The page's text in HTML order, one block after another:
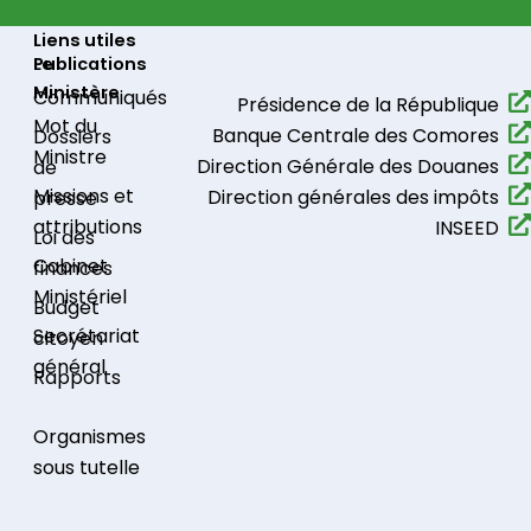
Le
Ministère
Mot du
Ministre
Missions et
attributions
Cabinet
Ministériel
Secrétariat
général
Organismes
sous tutelle
Publications
Communiqués​
Dossiers
de
presse
Loi des
finances
Budget
citoyen
Rapports
Liens utiles
Présidence de la République​
Banque Centrale des Comores
Direction Générale des Douanes
Direction générales des impôts
INSEED